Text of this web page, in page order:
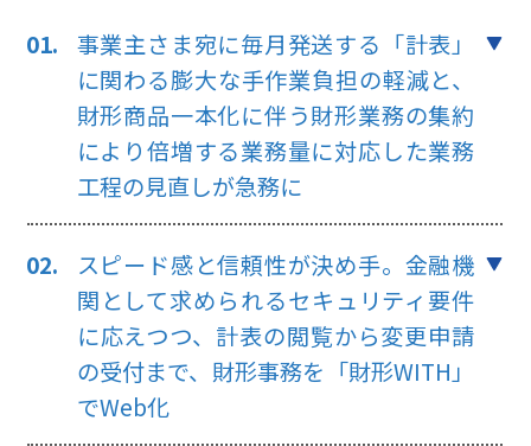
事業主さま宛に毎月発送する「計表」
に関わる膨大な手作業負担の軽減と、
財形商品一本化に伴う財形業務の集約
により倍増する業務量に対応した業務
工程の見直しが急務に
スピード感と信頼性が決め手。金融機
関として求められるセキュリティ要件
に応えつつ、計表の閲覧から変更申請
の受付まで、財形事務を「財形WITH」
でWeb化